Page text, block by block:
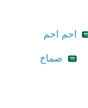
احم احم
صماخ